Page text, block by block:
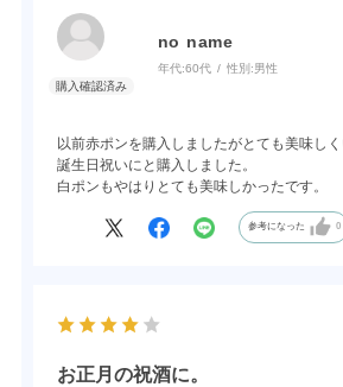
no name
年代:60代 性別:男性
以前赤ポンを購入しましたがとても美味し
誕生日祝いにと購入しました。
白ポンもやはりとても美味しかったです。
参考になった 0
お正月の祝酒に。